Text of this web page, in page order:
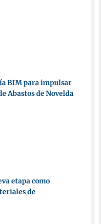
BIM para impulsar
Abastos de Novelda
etapa como
de